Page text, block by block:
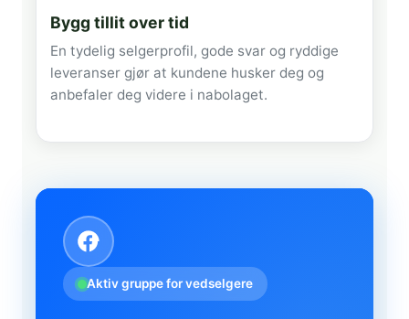
Bygg tillit over tid
En tydelig selgerprofil, gode svar og ryddige
leveranser gjør at kundene husker deg og
anbefaler deg videre i nabolaget.
Aktiv gruppe for vedselgere